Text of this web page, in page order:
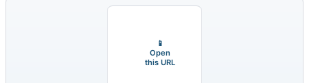
📱
Open
this URL